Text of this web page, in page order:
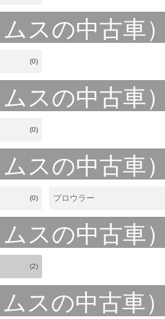
スの中古車
(0)
スの中古車
(0)
スの中古車
(0) プロウラー
スの中古車
(2)
スの中古車